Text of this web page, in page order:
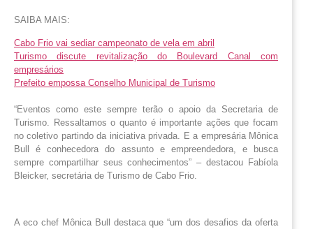
SAIBA MAIS:
Cabo Frio vai sediar campeonato de vela em abril
Turismo discute revitalização do Boulevard Canal com
empresários
Prefeito empossa Conselho Municipal de Turismo
“Eventos como este sempre terão o apoio da Secretaria de
Turismo. Ressaltamos o quanto é importante ações que focam
no coletivo partindo da iniciativa privada. E a empresária Mônica
Bull é conhecedora do assunto e empreendedora, e busca
sempre compartilhar seus conhecimentos” – destacou Fabíola
Bleicker, secretária de Turismo de Cabo Frio.
A eco chef Mônica Bull destaca que “um dos desafios da oferta